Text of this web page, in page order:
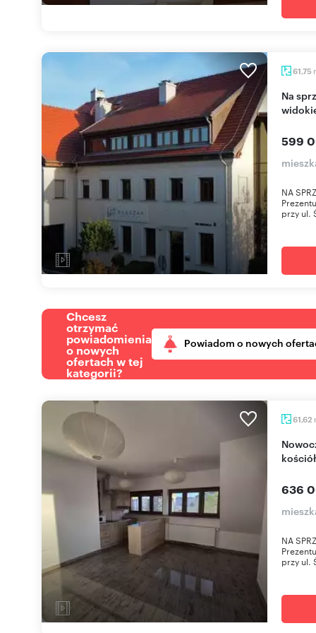
61,75
Na sprzedaż przestronne 62 m² apartament z
599
NA
przy ul.
Chcesz
otrzymać
powiadomienia
o nowych
ofertach w tej
kategorii?
Powiadom o nowych
61,62
Nowoczesny apartament 62 m² z widokiem na
636
NA
przy ul.